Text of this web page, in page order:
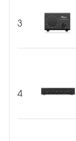
3
4